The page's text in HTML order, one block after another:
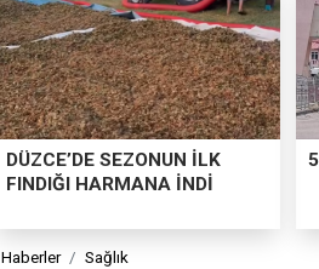
16:57 - DÜZCE’DE SEZONUN İLK
16:57 - MERAKI TUTKUYA DÖNÜŞTÜ
DÜZCE’DE SEZONUN İLK
FINDIĞI HARMANA İNDİ
Haberler Sağlık